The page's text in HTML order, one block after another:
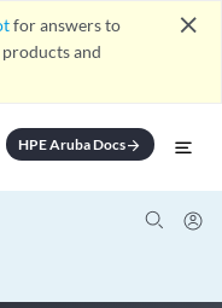
for answers to
and
close
HPE Aruba Docsarrow_forward